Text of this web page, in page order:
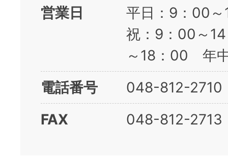
営業日
平日：9：00
祝：9：00～
～18：00 年
電話番号
048-812-2710
FAX
048-812-2713